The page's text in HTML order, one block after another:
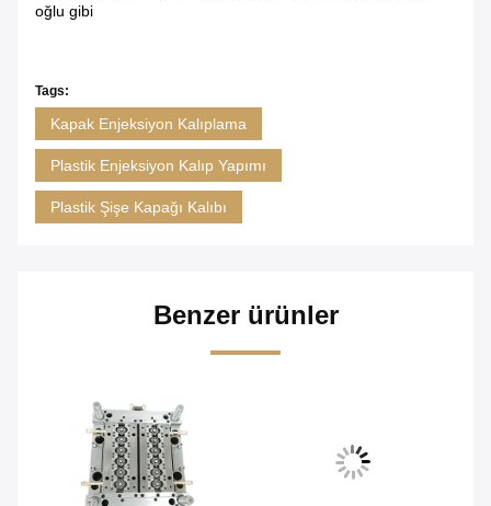
oğlu gibi
Tags:
Kapak Enjeksiyon Kalıplama
Plastik Enjeksiyon Kalıp Yapımı
Plastik Şişe Kapağı Kalıbı
Benzer ürünler